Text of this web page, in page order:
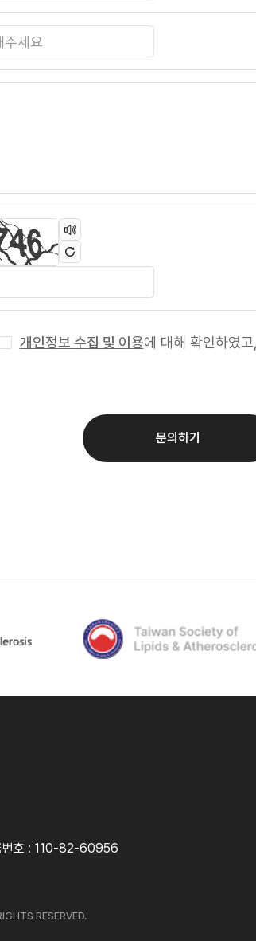
개인정보 수집 및 이용에 대해 확인하였
문의하기
번호 : 110-82-60956
RESERVED.